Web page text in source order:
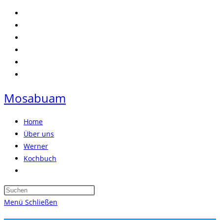
Zum
Inhalt
springen
Mosabuam
Home
Über uns
Werner
Kochbuch
umschalten
Press
Menü Schließen